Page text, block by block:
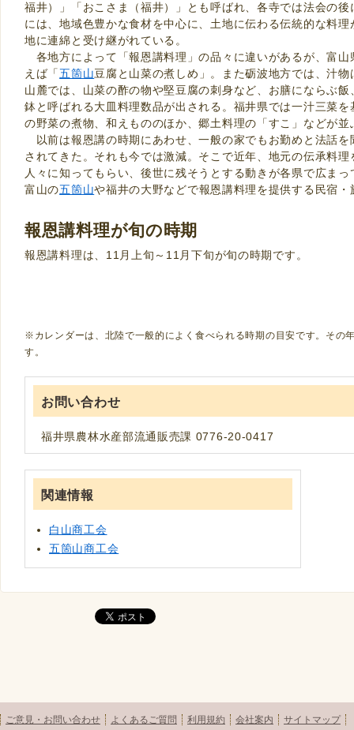
福井）」「おこさま（福井）」とも呼ばれ、各寺では法会の
には、地域色豊かな食材を中心に、土地に伝わる伝統的な料
地に連綿と受け継がれている。
各地方によって「報恩講料理」の品々に違いがあるが、富山
えば「五箇山豆腐と山菜の煮しめ」。また砺波地方では、汁
山麓では、山菜の酢の物や堅豆腐の刺身など、お膳にならぶ
鉢と呼ばれる大皿料理数品が出される。福井県では一汁三菜
の野菜の煮物、和えもののほか、郷土料理の「すこ」などが並
以前は報恩講の時期にあわせ、一般の家でもお勤めと法話
されてきた。それも今では激減。そこで近年、地元の伝承料
人々に知ってもらい、後世に残そうとする動きが各県で広ま
富山の五箇山や福井の大野などで報恩講料理を提供する民宿
報恩講料理が旬の時期
報恩講料理は、11月上旬～11月下旬が旬の時期です。
※カレンダーは、北陸で一般的によく食べられる時期の目安です。その
す。
お問い合わせ
福井県農林水産部流通販売課 0776-20-0417
関連情報
白山商工会
五箇山商工会
ご意見・お問い合わせ よくあるご質問 利用規約 会社案内 サイトマップ